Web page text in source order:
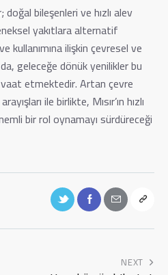
doğal bileşenleri ve hızlı alev
yakıtlara alternatif
kullanımına ilişkin çevresel ve
geleceğe dönük yenilikler bu
etmektedir. Artan çevre
ile birlikte, Mısır’ın hızlı
bir rol oynamayı sürdüreceği
NEXT